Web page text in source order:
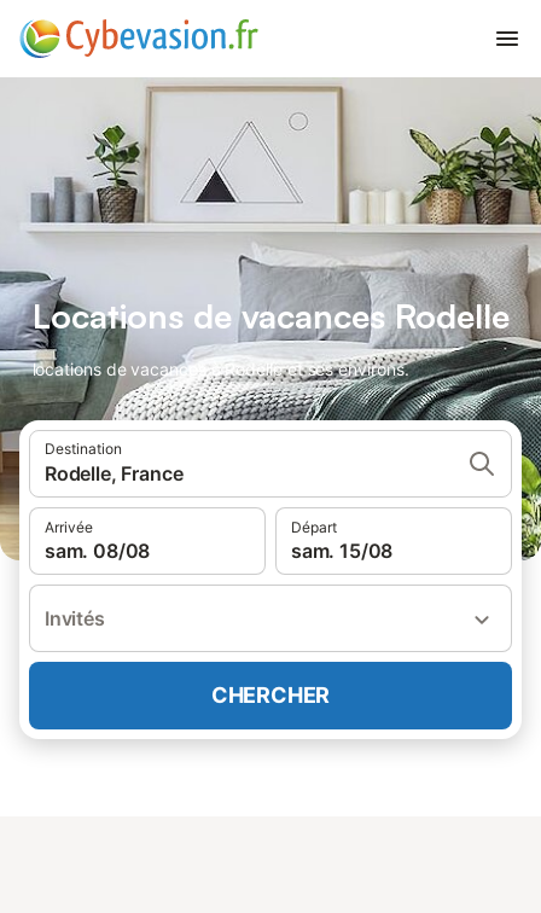
Locations de vacances Rodelle
locations de vacances à Rodelle et ses environs.
Destination
Rodelle, France
Arrivée
sam. 08/08
Départ
sam. 15/08
Invités
CHERCHER